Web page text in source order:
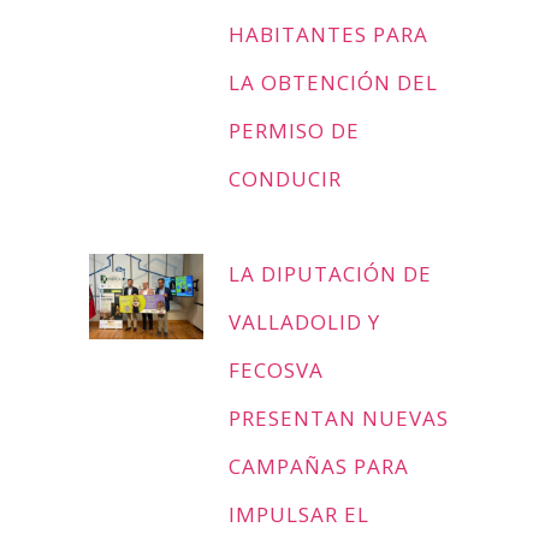
HABITANTES PARA
LA OBTENCIÓN DEL
PERMISO DE
CONDUCIR
LA DIPUTACIÓN DE
VALLADOLID Y
FECOSVA
PRESENTAN NUEVAS
CAMPAÑAS PARA
IMPULSAR EL